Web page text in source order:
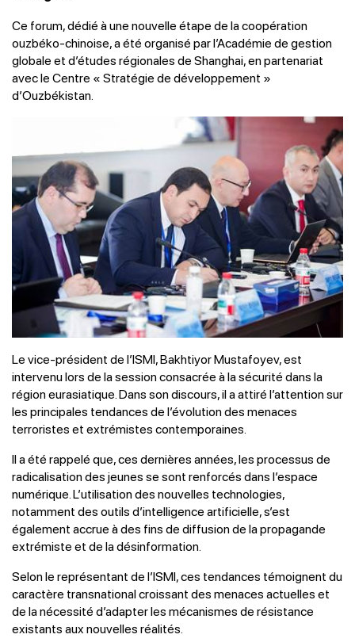
Ce forum, dédié à une nouvelle étape de la coopération
ouzbéko-chinoise, a été organisé par l’Académie de gestion
globale et d’études régionales de Shanghai, en partenariat
avec le Centre « Stratégie de développement »
d’Ouzbékistan.
Le vice-président de l’ISMI, Bakhtiyor Mustafoyev, est
intervenu lors de la session consacrée à la sécurité dans la
région eurasiatique. Dans son discours, il a attiré l’attention sur
les principales tendances de l’évolution des menaces
terroristes et extrémistes contemporaines.
Il a été rappelé que, ces dernières années, les processus de
radicalisation des jeunes se sont renforcés dans l’espace
numérique. L’utilisation des nouvelles technologies,
notamment des outils d’intelligence artificielle, s’est
également accrue à des fins de diffusion de la propagande
extrémiste et de la désinformation.
Selon le représentant de l’ISMI, ces tendances témoignent du
caractère transnational croissant des menaces actuelles et
de la nécessité d’adapter les mécanismes de résistance
existants aux nouvelles réalités.